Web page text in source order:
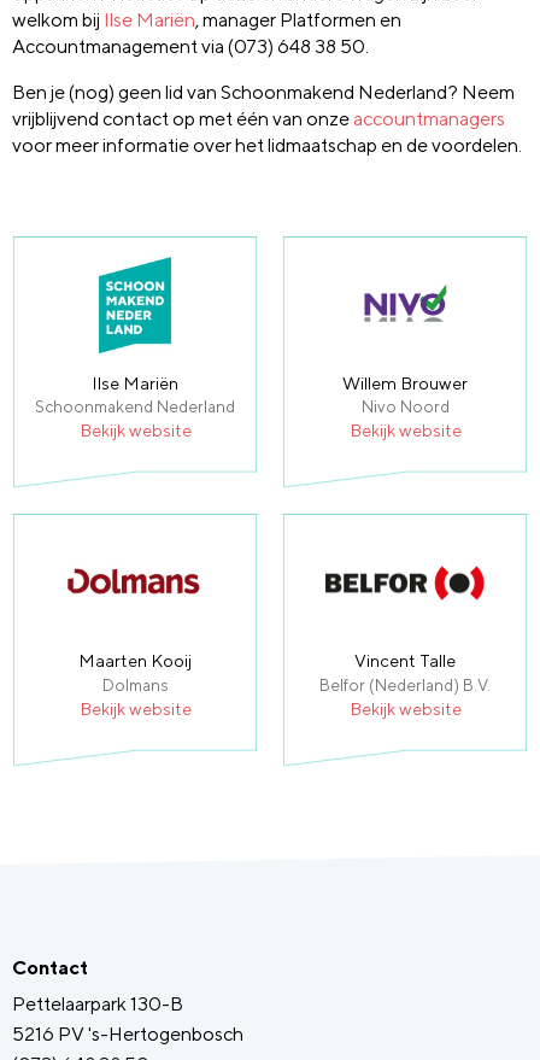
welkom bij Ilse Mariën, manager Platformen en
Accountmanagement via (073) 648 38 50.
Ben je (nog) geen lid van Schoonmakend Nederland? Neem
vrijblijvend contact op met één van onze accountmanagers
voor meer informatie over het lidmaatschap en de voordelen.
Ilse Mariën
Schoonmakend Nederland
Bekijk website
Willem Brouwer
Nivo Noord
Bekijk website
Maarten Kooij
Dolmans
Bekijk website
Vincent Talle
Belfor (Nederland) B.V.
Bekijk website
Contact
Pettelaarpark 130-B
5216 PV 's-Hertogenbosch